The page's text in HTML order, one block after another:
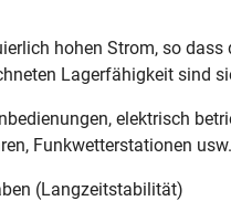
hohen Strom, so
Lagerfähigkeit sind
elektrisch
Funkwetterstationen usw.
(Langzeitstabilität)